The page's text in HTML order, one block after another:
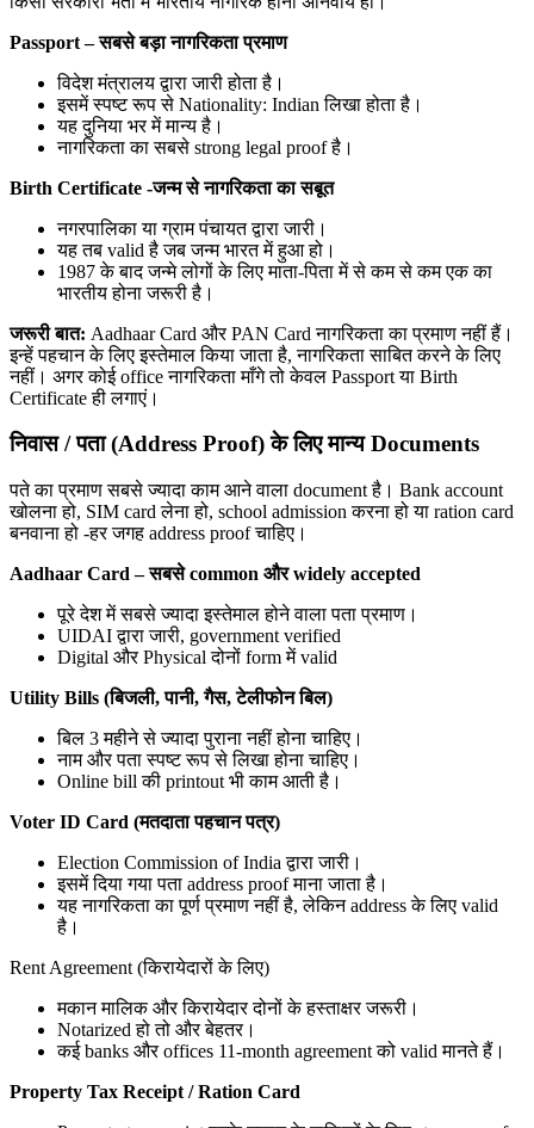
Passport – सबसे बड़ा नागरिकता प्रमाण
विदेश मंत्रालय द्वारा जारी होता है।
इसमें स्पष्ट रूप से Nationality: Indian लिखा होता है।
यह दुनिया भर में मान्य है।
नागरिकता का सबसे strong legal proof है।
Birth Certificate -जन्म से नागरिकता का सबूत
नगरपालिका या ग्राम पंचायत द्वारा जारी।
यह तब valid है जब जन्म भारत में हुआ हो।
1987 के बाद जन्मे लोगों के लिए माता-पिता में से कम से कम एक का
भारतीय होना जरूरी है।
जरूरी बात: Aadhaar Card और PAN Card नागरिकता का प्रमाण नहीं हैं।
इन्हें पहचान के लिए इस्तेमाल किया जाता है, नागरिकता साबित करने के लिए
नहीं। अगर कोई office नागरिकता माँगे तो केवल Passport या Birth
Certificate ही लगाएं।
निवास / पता (Address Proof) के लिए मान्य Documents
पते का प्रमाण सबसे ज्यादा काम आने वाला document है। Bank account
खोलना हो, SIM card लेना हो, school admission करना हो या ration card
बनवाना हो -हर जगह address proof चाहिए।
Aadhaar Card – सबसे common और widely accepted
पूरे देश में सबसे ज्यादा इस्तेमाल होने वाला पता प्रमाण।
UIDAI द्वारा जारी, government verified
Digital और Physical दोनों form में valid
Utility Bills (बिजली, पानी, गैस, टेलीफोन बिल)
बिल 3 महीने से ज्यादा पुराना नहीं होना चाहिए।
नाम और पता स्पष्ट रूप से लिखा होना चाहिए।
Online bill की printout भी काम आती है।
Voter ID Card (मतदाता पहचान पत्र)
Election Commission of India द्वारा जारी।
इसमें दिया गया पता address proof माना जाता है।
यह नागरिकता का पूर्ण प्रमाण नहीं है, लेकिन address के लिए valid
है।
Rent Agreement (किरायेदारों के लिए)
मकान मालिक और किरायेदार दोनों के हस्ताक्षर जरूरी।
Notarized हो तो और बेहतर।
कई banks और offices 11-month agreement को valid मानते हैं।
Property Tax Receipt / Ration Card